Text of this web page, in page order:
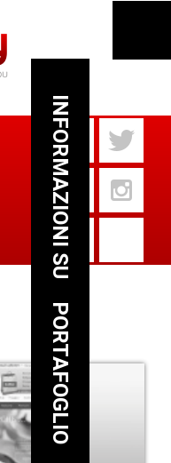
INFORMAZIONI SU
PORTAFOGLIO